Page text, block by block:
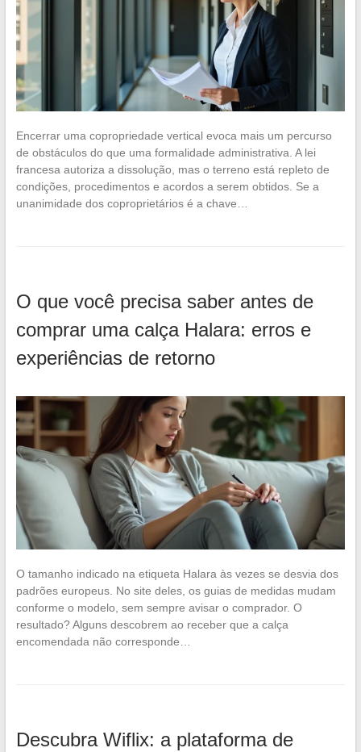
Encerrar uma copropriedade vertical evoca mais um percurso
de obstáculos do que uma formalidade administrativa. A lei
francesa autoriza a dissolução, mas o terreno está repleto de
condições, procedimentos e acordos a serem obtidos. Se a
unanimidade dos coproprietários é a chave…
O que você precisa saber antes de
comprar uma calça Halara: erros e
experiências de retorno
O tamanho indicado na etiqueta Halara às vezes se desvia dos
padrões europeus. No site deles, os guias de medidas mudam
conforme o modelo, sem sempre avisar o comprador. O
resultado? Alguns descobrem ao receber que a calça
encomendada não corresponde…
Descubra Wiflix: a plataforma de